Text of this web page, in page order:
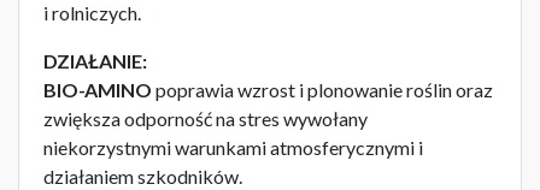
i rolniczych.
DZIAŁANIE:
BIO-AMINO poprawia wzrost i plonowanie roślin oraz
zwiększa odporność na stres wywołany
niekorzystnymi warunkami atmosferycznymi i
działaniem szkodników.